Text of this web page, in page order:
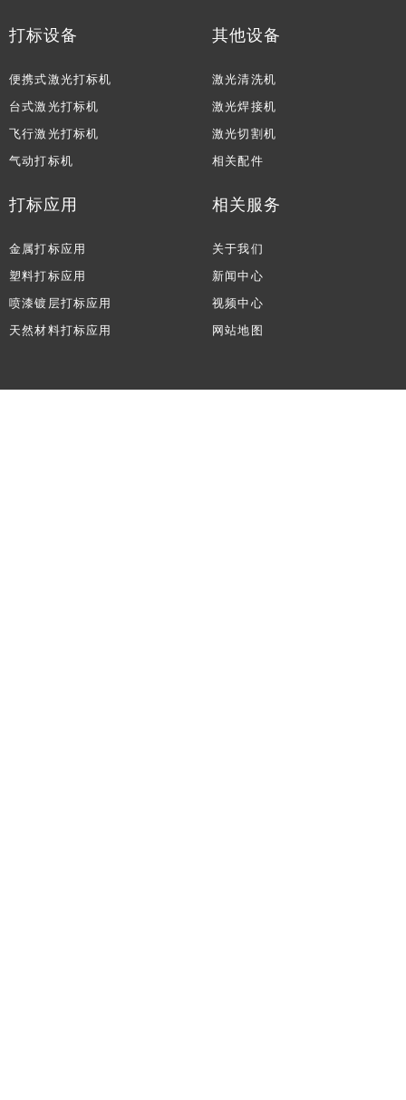
打标设备
便携式激光打标机
台式激光打标机
飞行激光打标机
气动打标机
其他设备
激光清洗机
激光焊接机
激光切割机
相关配件
打标应用
金属打标应用
塑料打标应用
喷漆镀层打标应用
天然材料打标应用
相关服务
关于我们
新闻中心
视频中心
网站地图